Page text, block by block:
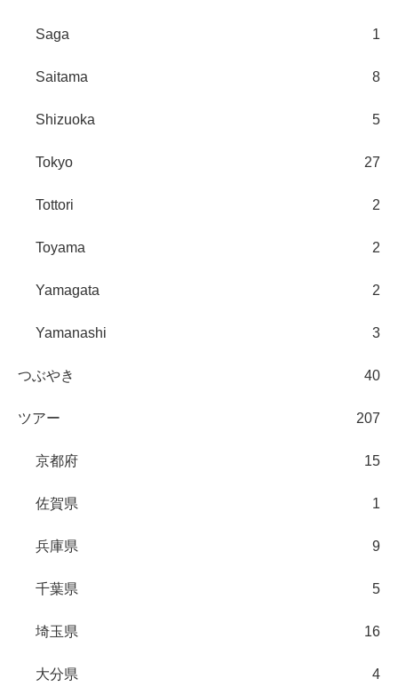
Saga 1
Saitama 8
Shizuoka 5
Tokyo 27
Tottori 2
Toyama 2
Yamagata 2
Yamanashi 3
つぶやき 40
ツアー 207
京都府 15
佐賀県 1
兵庫県 9
千葉県 5
埼玉県 16
大分県 4